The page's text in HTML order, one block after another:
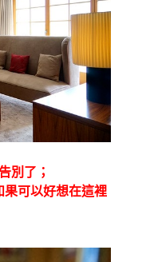
別了；
果可以好想在這裡